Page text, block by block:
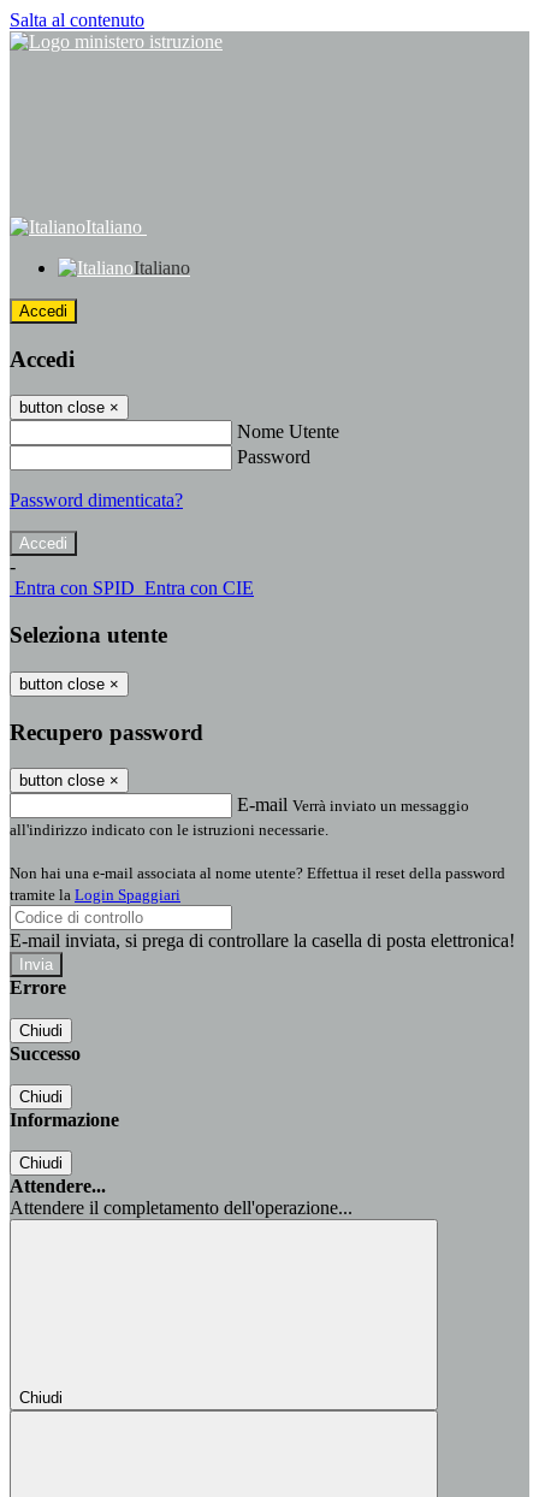
Salta al contenuto
Italiano
Italiano
Accedi
Accedi
button close ×
Nome Utente
Password
Password dimenticata?
-
Entra con SPID Entra con CIE
Seleziona utente
button close ×
Recupero password
button close ×
E-mail Verrà inviato un messaggio
all'indirizzo indicato con le istruzioni necessarie.
Non hai una e-mail associata al nome utente? Effettua il reset della password
tramite la Login Spaggiari
E-mail inviata, si prega di controllare la casella di posta elettronica!
Errore
Chiudi
Successo
Chiudi
Informazione
Chiudi
Attendere...
Attendere il completamento dell'operazione...
Chiudi